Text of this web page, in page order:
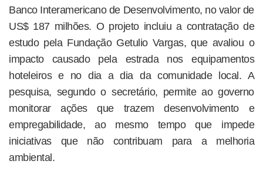
Banco Interamericano de Desenvolvimento, no valor de
US$ 187 milhões. O projeto incluiu a contratação de
estudo pela Fundação Getulio Vargas, que avaliou o
impacto causado pela estrada nos equipamentos
hoteleiros e no dia a dia da comunidade local. A
pesquisa, segundo o secretário, permite ao governo
monitorar ações que trazem desenvolvimento e
empregabilidade, ao mesmo tempo que impede
iniciativas que não contribuam para a melhoria
ambiental.